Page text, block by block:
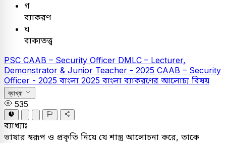
গ
ব্যাকরণ
ঘ
বাক্যতত্ত্ব
PSC CAAB – Security Officer DMLC – Lecturer,
Demonstrator & Junior Teacher - 2025 CAAB – Security
Officer - 2025 বাংলা 2025 বাংলা ব্যাকরণের আলোচ্য বিষয়
ব্যাখ্যা
535
ব্যাখ্যাঃ
ভাষার স্বরূপ ও প্রকৃতি নিয়ে যে শাস্ত্র আলোচনা করে, তাকে